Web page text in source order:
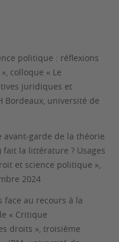
politique : réflexions
colloque « Le
juridiques et
Bordeaux, université de
avant-garde de la théorie
fait la littérature ? Usages
et science politique »,
2024
face au recours à la
« Critique
droits », troisième